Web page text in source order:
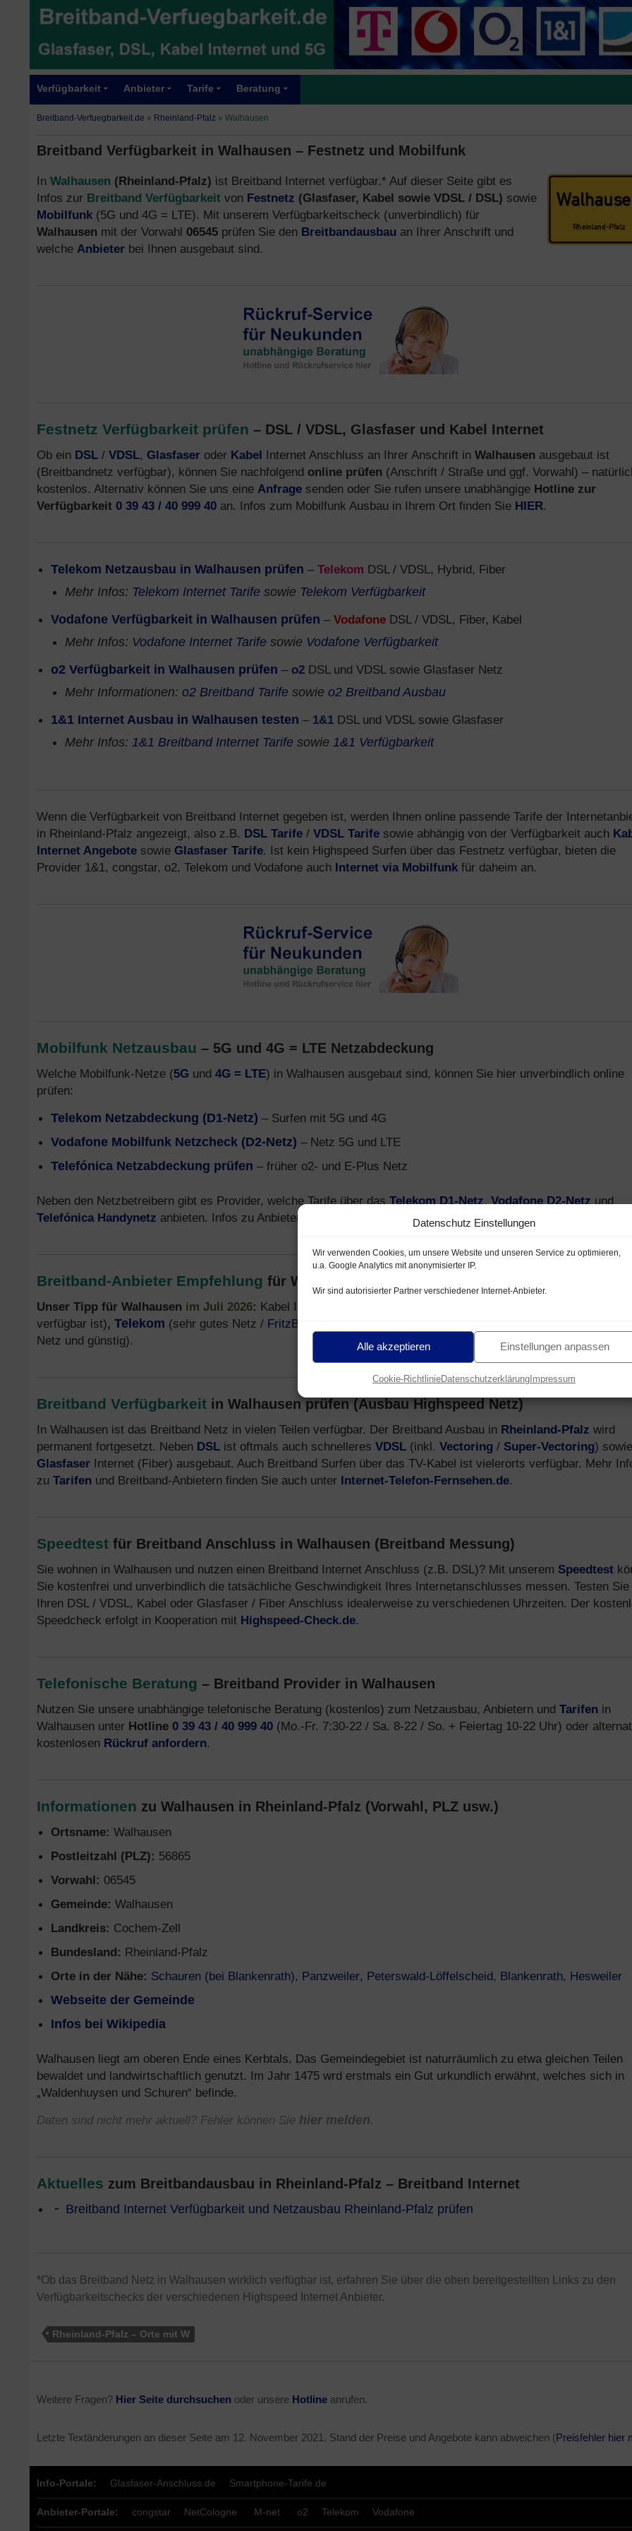
Datenschutz Einstellungen
Wir verwenden Cookies, um unsere Website und unseren Service zu optimieren,
u.a. Google Analytics mit anonymisierter IP.
Wir sind autorisierter Partner verschiedener Internet-Anbieter.
Alle akzeptieren Einstellungen anpassen
Cookie-RichtlinieDatenschutzerklärungImpressum
Verfügbarkeit Anbieter Tarife Beratung
Breitband-Verfuegbarkeit.de » Rheinland-Pfalz » Walhausen
Breitband Verfügbarkeit in Walhausen – Festnetz und Mobilfunk
In Walhausen (Rheinland-Pfalz) ist Breitband Internet verfügbar.* Auf dieser Seite gibt es
Infos zur Breitband Verfügbarkeit von Festnetz (Glasfaser, Kabel sowie VDSL / DSL) sowie
Mobilfunk (5G und 4G = LTE). Mit unserem Verfügbarkeitscheck (unverbindlich) für
Walhausen mit der Vorwahl 06545 prüfen Sie den Breitbandausbau an Ihrer Anschrift und
welche Anbieter bei Ihnen ausgebaut sind.
Festnetz Verfügbarkeit prüfen – DSL / VDSL, Glasfaser und Kabel Internet
Ob ein DSL / VDSL, Glasfaser oder Kabel Internet Anschluss an Ihrer Anschrift in Walhausen ausgebaut ist
(Breitbandnetz verfügbar), können Sie nachfolgend online prüfen (Anschrift / Straße und ggf. Vorwahl) –
kostenlos. Alternativ können Sie uns eine Anfrage senden oder Sie rufen unsere unabhängige Hotline zur
Verfügbarkeit 0 39 43 / 40 999 40 an. Infos zum Mobilfunk Ausbau in Ihrem Ort finden Sie HIER.
Telekom Netzausbau in Walhausen prüfen – Telekom DSL / VDSL, Hybrid, Fiber
Mehr Infos: Telekom Internet Tarife sowie Telekom Verfügbarkeit
Vodafone Verfügbarkeit in Walhausen prüfen – Vodafone DSL / VDSL, Fiber, Kabel
Mehr Infos: Vodafone Internet Tarife sowie Vodafone Verfügbarkeit
o2 Verfügbarkeit in Walhausen prüfen – o2 DSL und VDSL sowie Glasfaser Netz
Mehr Informationen: o2 Breitband Tarife sowie o2 Breitband Ausbau
1&1 Internet Ausbau in Walhausen testen – 1&1 DSL und VDSL sowie Glasfaser
Mehr Infos: 1&1 Breitband Internet Tarife sowie 1&1 Verfügbarkeit
Wenn die Verfügbarkeit von Breitband Internet gegeben ist, werden Ihnen online passende Tarife der
in Rheinland-Pfalz angezeigt, also z.B. DSL Tarife / VDSL Tarife sowie abhängig von der Verfügbarkeit auch
Internet Angebote sowie Glasfaser Tarife. Ist kein Highspeed Surfen über das Festnetz verfügbar, bieten die
Provider 1&1, congstar, o2, Telekom und Vodafone auch Internet via Mobilfunk für daheim an.
Mobilfunk Netzausbau – 5G und 4G = LTE Netzabdeckung
Welche Mobilfunk-Netze (5G und 4G = LTE) in Walhausen ausgebaut sind, können Sie hier unverbindlich online
prüfen:
Telekom Netzabdeckung (D1-Netz) – Surfen mit 5G und 4G
Vodafone Mobilfunk Netzcheck (D2-Netz) – Netz 5G und LTE
Telefónica Netzabdeckung prüfen – früher o2- und E-Plus Netz
Neben den Netzbetreibern gibt es Provider, welche Tarife über dasTelekom D1-Netz,Vodafone D2-Netzund
Telefónica Handynetz anbieten. Infos zu Anbietern, Tarifen und Handys gibt es aufSmartphone-Tarife.de
Breitband-Anbieter Empfehlung für Walhausen
Unser Tipp für Walhausen im Juli 2026: Kabel Internet von
verfügbar ist), Telekom (sehr gutes Netz / FritzBox
Netz und günstig).
Breitband Verfügbarkeit in Walhausen prüfen (Ausbau Highspeed Netz)
In Walhausen ist das Breitband Netz in vielen Teilen verfügbar. Der Breitband Ausbau in Rheinland-Pfalz wird
permanent fortgesetzt. Neben DSL ist oftmals auch schnelleres VDSL (inkl. Vectoring / Super-Vectoring) sowie
Glasfaser Internet (Fiber) ausgebaut. Auch Breitband Surfen über das TV-Kabel ist vielerorts verfügbar. Mehr
zu Tarifen und Breitband-Anbietern finden Sie auch unter Internet-Telefon-Fernsehen.de.
Speedtest für Breitband Anschluss in Walhausen (Breitband Messung)
Sie wohnen in Walhausen und nutzen einen Breitband Internet Anschluss (z.B. DSL)? Mit unserem Speedtest
Sie kostenfrei und unverbindlich die tatsächliche Geschwindigkeit Ihres Internetanschlusses messen. Testen Sie
Ihren DSL / VDSL, Kabel oder Glasfaser / Fiber Anschluss idealerweise zu verschiedenen Uhrzeiten. Der
Speedcheck erfolgt in Kooperation mit Highspeed-Check.de.
Telefonische Beratung – Breitband Provider in Walhausen
Nutzen Sie unsere unabhängige telefonische Beratung (kostenlos) zum Netzausbau, Anbietern und Tarifen in
Walhausen unter Hotline 0 39 43 / 40 999 40 (Mo.-Fr. 7:30-22 / Sa. 8-22 / So. + Feiertag 10-22 Uhr) oder
kostenlosen Rückruf anfordern.
Informationen zu Walhausen in Rheinland-Pfalz (Vorwahl, PLZ usw.)
Ortsname: Walhausen
Postleitzahl (PLZ): 56865
Vorwahl: 06545
Gemeinde: Walhausen
Landkreis: Cochem-Zell
Bundesland: Rheinland-Pfalz
Orte in der Nähe: Schauren (bei Blankenrath), Panzweiler, Peterswald-Löffelscheid, Blankenrath, Hesweiler
Webseite der Gemeinde
Infos bei Wikipedia
Walhausen liegt am oberen Ende eines Kerbtals. Das Gemeindegebiet ist naturräumlich zu etwa gleichen Teilen
bewaldet und landwirtschaftlich genutzt. Im Jahr 1475 wrd erstmals ein Gut urkundlich erwähnt, welches sich in
„Waldenhuysen und Schuren“ befinde.
Daten sind nicht mehr aktuell? Fehler können Sie hier melden.
Aktuelles zum Breitbandausbau in Rheinland-Pfalz – Breitband Internet
Breitband Internet Verfügbarkeit und Netzausbau Rheinland-Pfalz prüfen
*Ob das Breitband Netz in Walhausen wirklich verfügbar ist, erfahren Sie über die oben bereitgestellten Links zu den
Verfügbarkeitschecks der verschiedenen Highspeed Internet Anbieter.
Rheinland-Pfalz – Orte mit W
Weitere Fragen? Hier Seite durchsuchen oder unsere Hotline anrufen.
Letzte Textänderungen an dieser Seite am 12. November 2021 . Stand der Preise und Angebote kann abweichen (Preisfehler hier
Info-Portale: Glasfaser-Anschluss.de Smartphone-Tarife.de
Anbieter-Portale: congstar NetCologne M-net o2 Telekom Vodafone